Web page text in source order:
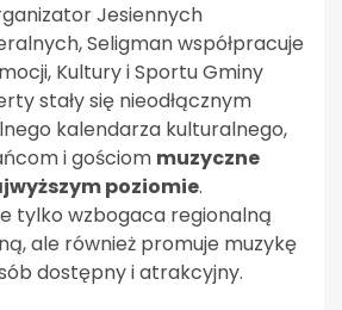
Jesiennych
Seligman współpracuje
Kultury i Sportu Gminy
stały się nieodłącznym
kalendarza kulturalnego,
i gościom muzyczne
poziomie.
tylko wzbogaca regionalną
ale również promuje muzykę
dostępny i atrakcyjny.